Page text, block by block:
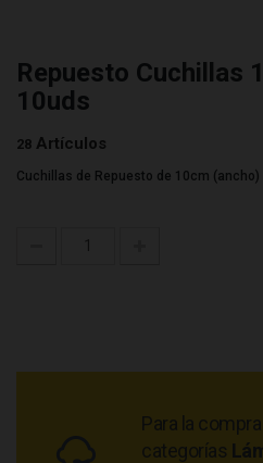
Repuesto Cuchillas
10uds
28 Artículos
Cuchillas de Repuesto de 10cm
Para la
categorías